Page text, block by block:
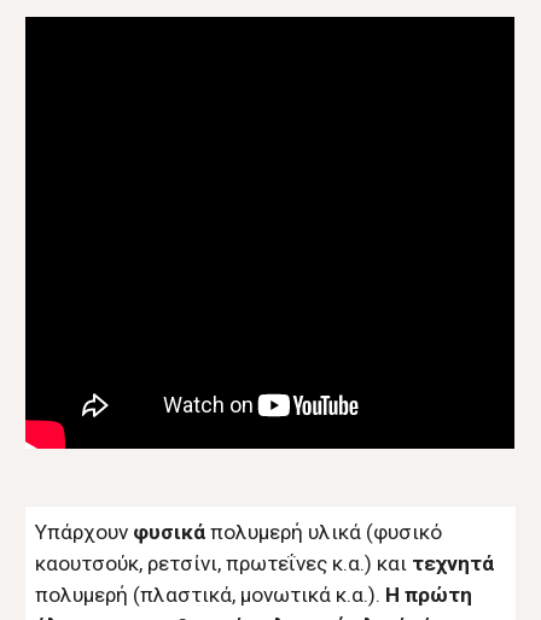
Υπάρχουν φυσικάπολυμερή υλικά (φυσικό
καουτσούκ, ρετσίνι, πρωτεΐνες κ.α.) και τεχνητά
πολυμερή (πλαστικά, μονωτικά κ.α.). Η πρώτη